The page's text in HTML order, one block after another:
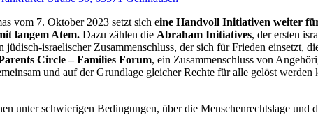
vom 7. Oktober 2023 setzt sich eine Handvoll Initiativen weiter
langem Atem. Dazu zählen die Abraham Initiatives, der ersten
jüdisch-israelischer Zusammenschluss, der sich für Frieden einsetzt,
Circle – Families Forum, ein Zusammenschluss von
und auf der Grundlage gleicher Rechte für alle gelöst
unter schwierigen Bedingungen, über die Menschenrechtslage